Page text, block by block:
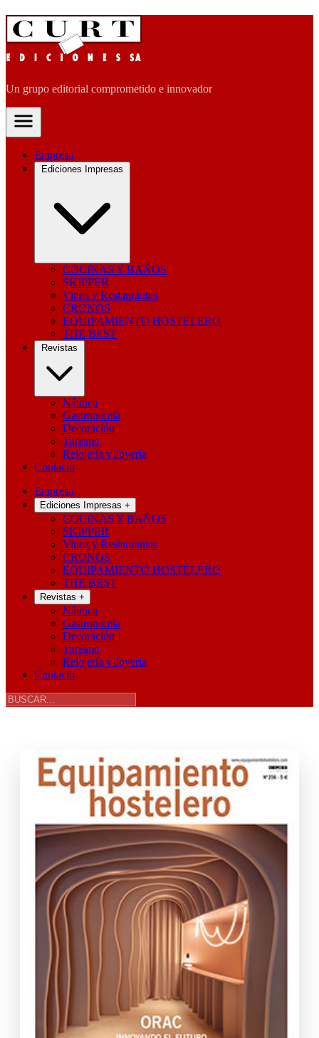
Un grupo editorial comprometido e innovador
Empresa
Ediciones Impresas
COCINAS Y BAÑOS
SKIPPER
Vinos y Restaurantes
CRONOS
EQUIPAMIENTO HOSTELERO
THE BEST
Revistas
Náutica
Gastronomía
Decoración
Turismo
Relojería y Joyería
Contacto
Empresa
Ediciones Impresas +
COCINAS Y BAÑOS
SKIPPER
Vinos y Restaurantes
CRONOS
EQUIPAMIENTO HOSTELERO
THE BEST
Revistas +
Náutica
Gastronomía
Decoración
Turismo
Relojería y Joyería
Contacto